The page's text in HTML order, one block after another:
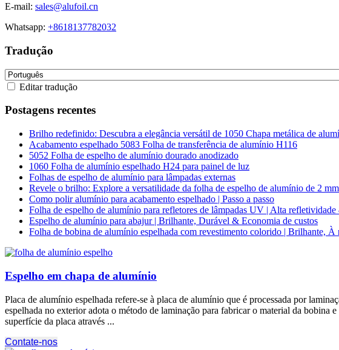
E-mail: sales@alufoil.cn
Whatsapp: +8618137782032
Tradução
Editar tradução
Postagens recentes
Brilho redefinido: Descubra a elegância versátil de 1050 Chapa metálica de
Acabamento espelhado 5083 Folha de transferência de alumínio H116
5052 Folha de espelho de alumínio dourado anodizado
1060 Folha de alumínio espelhado H24 para painel de luz
Folhas de espelho de alumínio para lâmpadas externas
Revele o brilho: Explore a versatilidade da folha de espelho de alumínio de 2
Como polir alumínio para acabamento espelhado | Passo a passo
Folha de espelho de alumínio para refletores de lâmpadas UV | Alta
Espelho de alumínio para abajur | Brilhante, Durável & Economia de custos
Folha de bobina de alumínio espelhada com revestimento colorido | Brilhante,
Espelho em chapa de alumínio
Placa de alumínio espelhada refere-se à placa de alumínio que é processada por
espelhada no exterior adota o método de laminação para fabricar o material da bobina
superfície da placa através ...
Contate-nos